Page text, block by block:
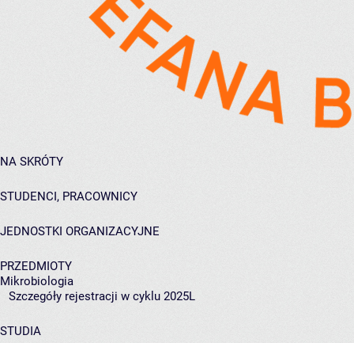
NA SKRÓTY
STUDENCI, PRACOWNICY
JEDNOSTKI ORGANIZACYJNE
PRZEDMIOTY
Mikrobiologia
Szczegóły rejestracji w cyklu 2025L
STUDIA